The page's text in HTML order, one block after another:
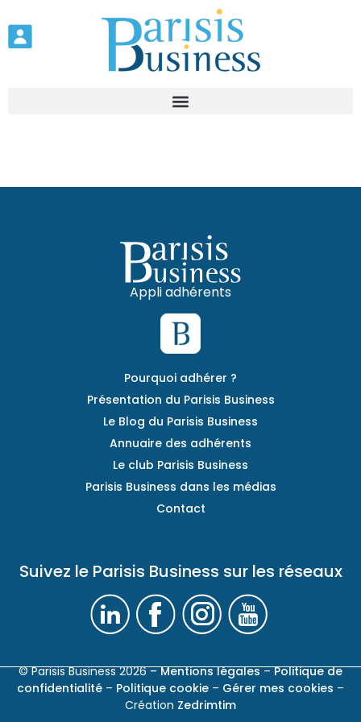
Appli adhérents
Pourquoi adhérer ?
Présentation du Parisis Business
Le Blog du Parisis Business
Annuaire des adhérents
Le club Parisis Business
Parisis Business dans les médias
Contact
Suivez le Parisis Business sur les réseaux
© Parisis Business 2026– Mentions légales–Politique de
confidentialité – Politique cookie – Gérer mes cookies –
Création Zedrimtim